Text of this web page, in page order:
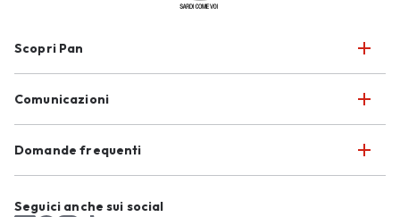
Scopri Pan
Comunicazioni
Domande frequenti
Seguici anche sui social